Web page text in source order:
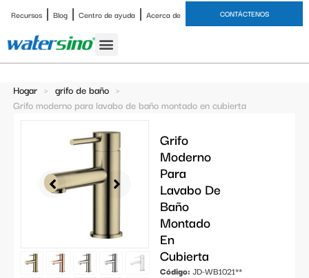
Recursos Blog Centro de ayuda Acerca de CONTÁCTENOS
Hogar > grifo de baño >
Grifo moderno para lavabo de baño montado en cubierta
Grifo
Moderno
Para
Lavabo De
Baño
Montado
En
Cubierta
Código: JD-WB1021**